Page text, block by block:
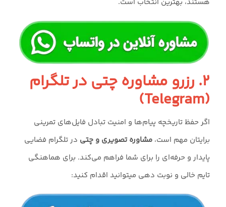
۲. رزرو مشاوره چتی در تلگرام
(Telegram)
اگر حفظ تاریخچه پیام‌ها و امنیت تبادل فایل‌های تمرینی
برایتان مهم است، مشاوره تصویری و چتی در تلگرام فضایی
پایدار و حرفه‌ای را برای شما فراهم می‌کند. برای هماهنگی
تایم خالی و نوبت دهی میتوانید اقدام کنید: